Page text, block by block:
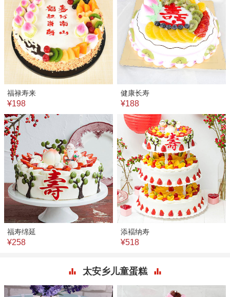
福禄寿来
¥198
健康长寿
¥188
福寿绵延
¥258
添褔纳寿
¥518
太安乡儿童蛋糕